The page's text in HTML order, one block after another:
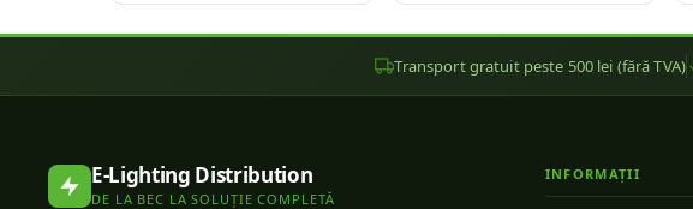
Transport gratuit peste 500 lei (fără TVA)
E-Lighting Distribution
DE LA BEC LA SOLUȚIE COMPLETĂ
INFORMAȚII